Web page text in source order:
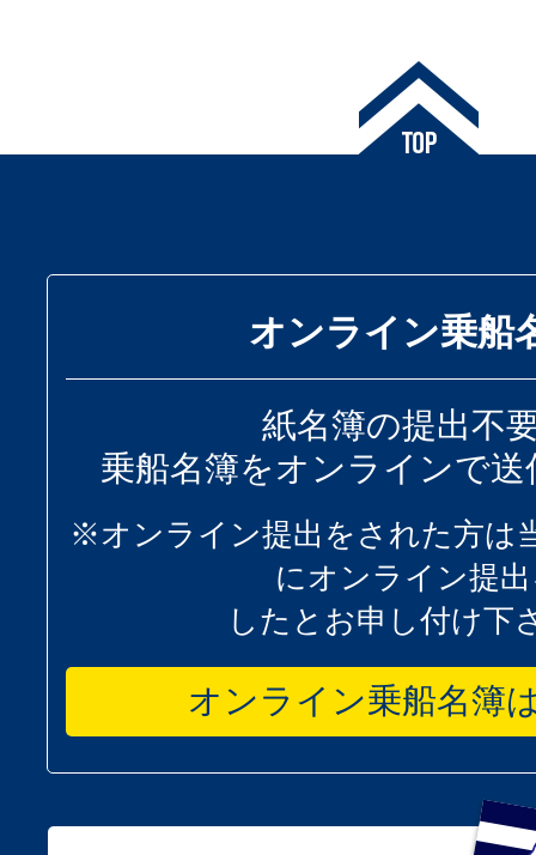
オンライン乗船
紙名簿の提出不
乗船名簿をオンラインで
※オンライン提出をされた方は
にオンライン提
したとお申し付け下
オンライン乗船名簿